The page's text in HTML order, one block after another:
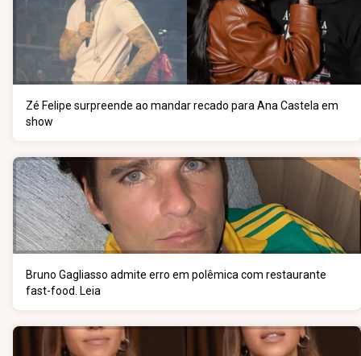
Zé Felipe surpreende ao mandar recado para Ana Castela em
show
Bruno Gagliasso admite erro em polêmica com restaurante
fast-food. Leia